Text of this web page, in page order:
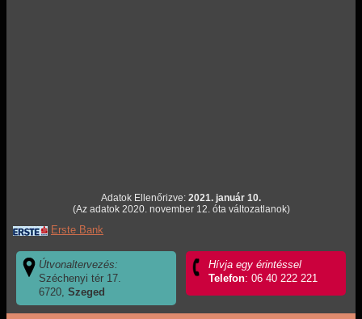
Adatok Ellenőrizve: 2021. január 10.
(Az adatok 2020. november 12. óta változatlanok)
Erste Bank
Útvonaltervezés:
Széchenyi tér 17.
6720,Szeged
Hívja egy érintéssel
Telefon: 06 40 222 221